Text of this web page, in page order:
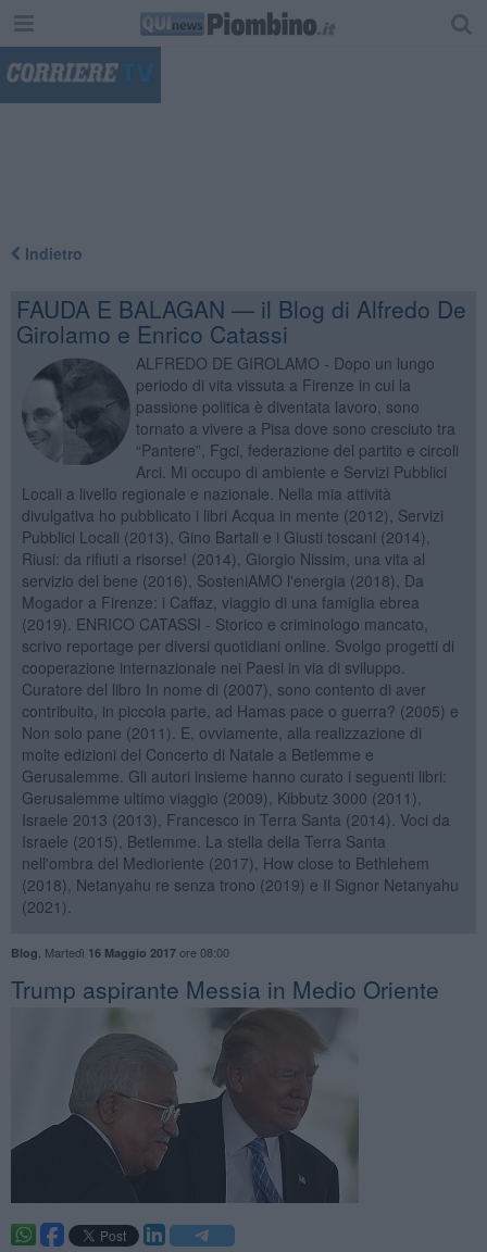
Indietro
FAUDA E BALAGAN — il Blog di Alfredo De
Girolamo e Enrico Catassi
ALFREDO DE GIROLAMO - Dopo un lungo
periodo di vita vissuta a Firenze in cui la
passione politica è diventata lavoro, sono
tornato a vivere a Pisa dove sono cresciuto tra
“Pantere”, Fgci, federazione del partito e circoli
Arci. Mi occupo di ambiente e Servizi Pubblici
Locali a livello regionale e nazionale. Nella mia attività
divulgativa ho pubblicato i libri Acqua in mente (2012), Servizi
Pubblici Locali (2013), Gino Bartali e i Giusti toscani (2014),
Riusi: da rifiuti a risorse! (2014), Giorgio Nissim, una vita al
servizio del bene (2016), SosteniAMO l'energia (2018), Da
Mogador a Firenze: i Caffaz, viaggio di una famiglia ebrea
(2019). ENRICO CATASSI - Storico e criminologo mancato,
scrivo reportage per diversi quotidiani online. Svolgo progetti di
cooperazione internazionale nei Paesi in via di sviluppo.
Curatore del libro In nome di (2007), sono contento di aver
contribuito, in piccola parte, ad Hamas pace o guerra? (2005) e
Non solo pane (2011). E, ovviamente, alla realizzazione di
molte edizioni del Concerto di Natale a Betlemme e
Gerusalemme. Gli autori insieme hanno curato i seguenti libri:
Gerusalemme ultimo viaggio (2009), Kibbutz 3000 (2011),
Israele 2013 (2013), Francesco in Terra Santa (2014). Voci da
Israele (2015), Betlemme. La stella della Terra Santa
nell'ombra del Medioriente (2017), How close to Bethlehem
(2018), Netanyahu re senza trono (2019) e Il Signor Netanyahu
(2021).
Blog Martedì 16 Maggio 2017ore 08:00
Trump aspirante Messia in Medio Oriente